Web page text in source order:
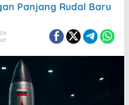
Panjang Rudal Baru